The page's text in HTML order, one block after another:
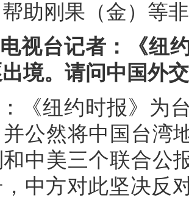
助刚果（金）等
视台记者：《纽
境。请问中国外
《纽约时报》为
公然将中国台湾
和中美三个联合公
中方对此坚决反